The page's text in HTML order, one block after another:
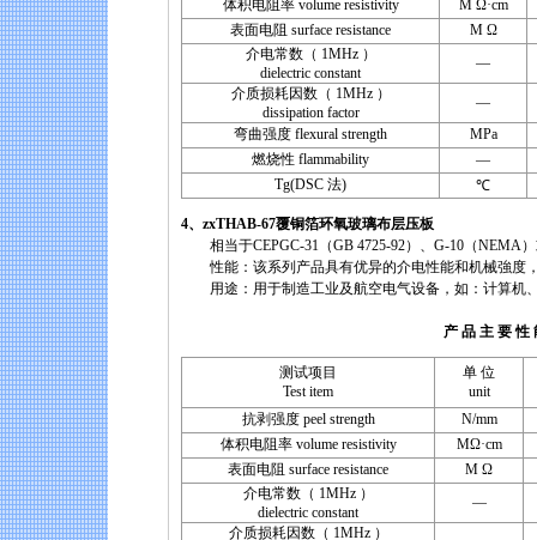
体积电阻率 volume resistivity
M Ω·cm
表面电阻 surface resistance
M Ω
介电常数（ 1MHz ）
dielectric constant
—
介质损耗因数（ 1MHz ）
dissipation factor
—
弯曲强度 flexural strength
MPa
燃烧性 flammability
—
Tg(DSC 法)
℃
4、zxTHAB-67覆铜箔环氧玻璃布层压板
相当于CEPGC-31（GB 4725-92）、G-10（NEMA）
性能：该系列产品具有优异的介电性能和机械強度
用途：用于制造工业及航空电气设备，如：计算机
产 品 主 要 性
测试项目
Test item
单 位
unit
抗剥强度 peel strength
N/mm
体积电阻率 volume resistivity
MΩ·cm
表面电阻 surface resistance
M Ω
介电常数（ 1MHz ）
dielectric constant
—
介质损耗因数（ 1MHz ）